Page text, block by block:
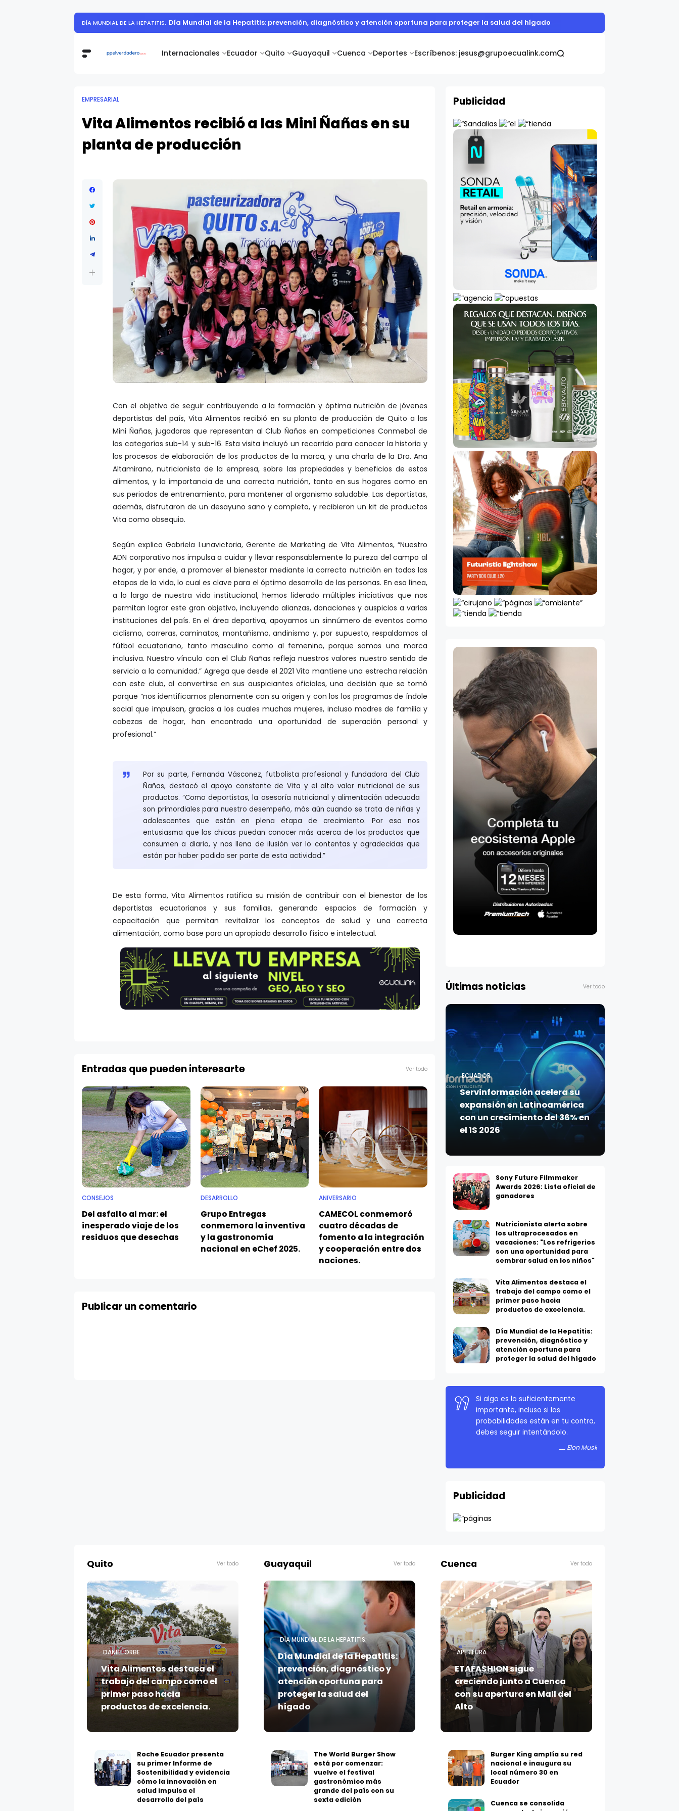
Internacionales Ecuador Quito Guayaquil Cuenca Deportes Escríbenos: jesus@grupoecualink.com
DÍA MUNDIAL DE LA HEPATITIS: Día Mundial de la Hepatitis: prevención, diagnóstico y atención oportuna para proteger la salud del hígado
EMPRESARIAL
Vita Alimentos recibió a las Mini Ñañas en su
planta de producción
Con el objetivo de seguir contribuyendo a la formación y óptima nutrición de jóvenes
deportistas del país, Vita Alimentos recibió en su planta de producción de Quito a las
Mini Ñañas, jugadoras que representan al Club Ñañas en competiciones Conmebol de
las categorías sub-14 y sub-16. Esta visita incluyó un recorrido para conocer la historia y
los procesos de elaboración de los productos de la marca, y una charla de la Dra. Ana
Altamirano, nutricionista de la empresa, sobre las propiedades y beneficios de estos
alimentos, y la importancia de una correcta nutrición, tanto en sus hogares como en
sus periodos de entrenamiento, para mantener al organismo saludable. Las deportistas,
además, disfrutaron de un desayuno sano y completo, y recibieron un kit de productos
Vita como obsequio.
Según explica Gabriela Lunavictoria, Gerente de Marketing de Vita Alimentos, “Nuestro
ADN corporativo nos impulsa a cuidar y llevar responsablemente la pureza del campo al
hogar, y por ende, a promover el bienestar mediante la correcta nutrición en todas las
etapas de la vida, lo cual es clave para el óptimo desarrollo de las personas. En esa línea,
a lo largo de nuestra vida institucional, hemos liderado múltiples iniciativas que nos
permitan lograr este gran objetivo, incluyendo alianzas, donaciones y auspicios a varias
instituciones del país. En el área deportiva, apoyamos un sinnúmero de eventos como
ciclismo, carreras, caminatas, montañismo, andinismo y, por supuesto, respaldamos al
fútbol ecuatoriano, tanto masculino como al femenino, porque somos una marca
inclusiva. Nuestro vínculo con el Club Ñañas refleja nuestros valores nuestro sentido de
servicio a la comunidad.” Agrega que desde el 2021 Vita mantiene una estrecha relación
con este club, al convertirse en sus auspiciantes oficiales, una decisión que se tomó
porque “nos identificamos plenamente con su origen y con los los programas de índole
social que impulsan, gracias a los cuales muchas mujeres, incluso madres de familia y
cabezas de hogar, han encontrado una oportunidad de superación personal y
profesional.”
Por su parte, Fernanda Vásconez, futbolista profesional y fundadora del Club
Ñañas, destacó el apoyo constante de Vita y el alto valor nutricional de sus
productos. “Como deportistas, la asesoría nutricional y alimentación adecuada
son primordiales para nuestro desempeño, más aún cuando se trata de niñas y
adolescentes que están en plena etapa de crecimiento. Por eso nos
entusiasma que las chicas puedan conocer más acerca de los productos que
consumen a diario, y nos llena de ilusión ver lo contentas y agradecidas que
están por haber podido ser parte de esta actividad.”
De esta forma, Vita Alimentos ratifica su misión de contribuir con el bienestar de los
deportistas ecuatorianos y sus familias, generando espacios de formación y
capacitación que permitan revitalizar los conceptos de salud y una correcta
alimentación, como base para un apropiado desarrollo físico e intelectual.
Entradas que pueden interesarte Ver todo
CONSEJOS
Del asfalto al mar: el
inesperado viaje de los
residuos que desechas
DESARROLLO
Grupo Entregas
conmemora la inventiva
y la gastronomía
nacional en eChef 2025.
ANIVERSARIO
CAMECOL conmemoró
cuatro décadas de
fomento a la integración
y cooperación entre dos
naciones.
Publicar un comentario
Publicidad
Últimas noticias Ver todo
ECUADOR
Servinformación acelera su
expansión en Latinoamérica
con un crecimiento del 36% en
el 1S 2026
Sony Future Filmmaker
Awards 2026: Lista oficial de
ganadores
Nutricionista alerta sobre
los ultraprocesados en
vacaciones: "Los refrigerios
son una oportunidad para
sembrar salud en los niños"
Vita Alimentos destaca el
trabajo del campo como el
primer paso hacia
productos de excelencia.
Día Mundial de la Hepatitis:
prevención, diagnóstico y
atención oportuna para
proteger la salud del hígado
Si algo es lo suficientemente
importante, incluso si las
probabilidades están en tu contra,
debes seguir intentándolo.
Elon Musk
Publicidad
Quito Ver todo
DANIEL ORBE
Vita Alimentos destaca el
trabajo del campo como el
primer paso hacia
productos de excelencia.
Roche Ecuador presenta
su primer Informe de
Sostenibilidad y evidencia
cómo la innovación en
salud impulsa el
desarrollo del país
Guayaquil Ver todo
DÍA MUNDIAL DE LA HEPATITIS:
Día Mundial de la Hepatitis:
prevención, diagnóstico y
atención oportuna para
proteger la salud del
hígado
The World Burger Show
está por comenzar:
vuelve el festival
gastronómico más
grande del país con su
sexta edición
Cuenca Ver todo
APERTURA
ETAFASHION sigue
creciendo junto a Cuenca
con su apertura en Mall del
Alto
Burger King amplía su red
nacional e inaugura su
local número 30 en
Ecuador
Cuenca se consolida